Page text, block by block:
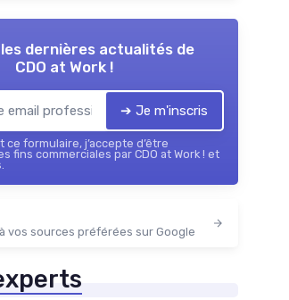
dernières actualités de
CDO at Work !
➔ Je m'inscris
ce formulaire, j’accepte d’être
fins commerciales par CDO at Work ! et
vos sources préférées sur Google